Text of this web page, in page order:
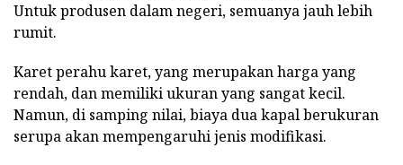
Untuk produsen dalam negeri, semuanya jauh lebih
rumit.
Karet perahu karet, yang merupakan harga yang
rendah, dan memiliki ukuran yang sangat kecil.
Namun, di samping nilai, biaya dua kapal berukuran
serupa akan mempengaruhi jenis modifikasi.